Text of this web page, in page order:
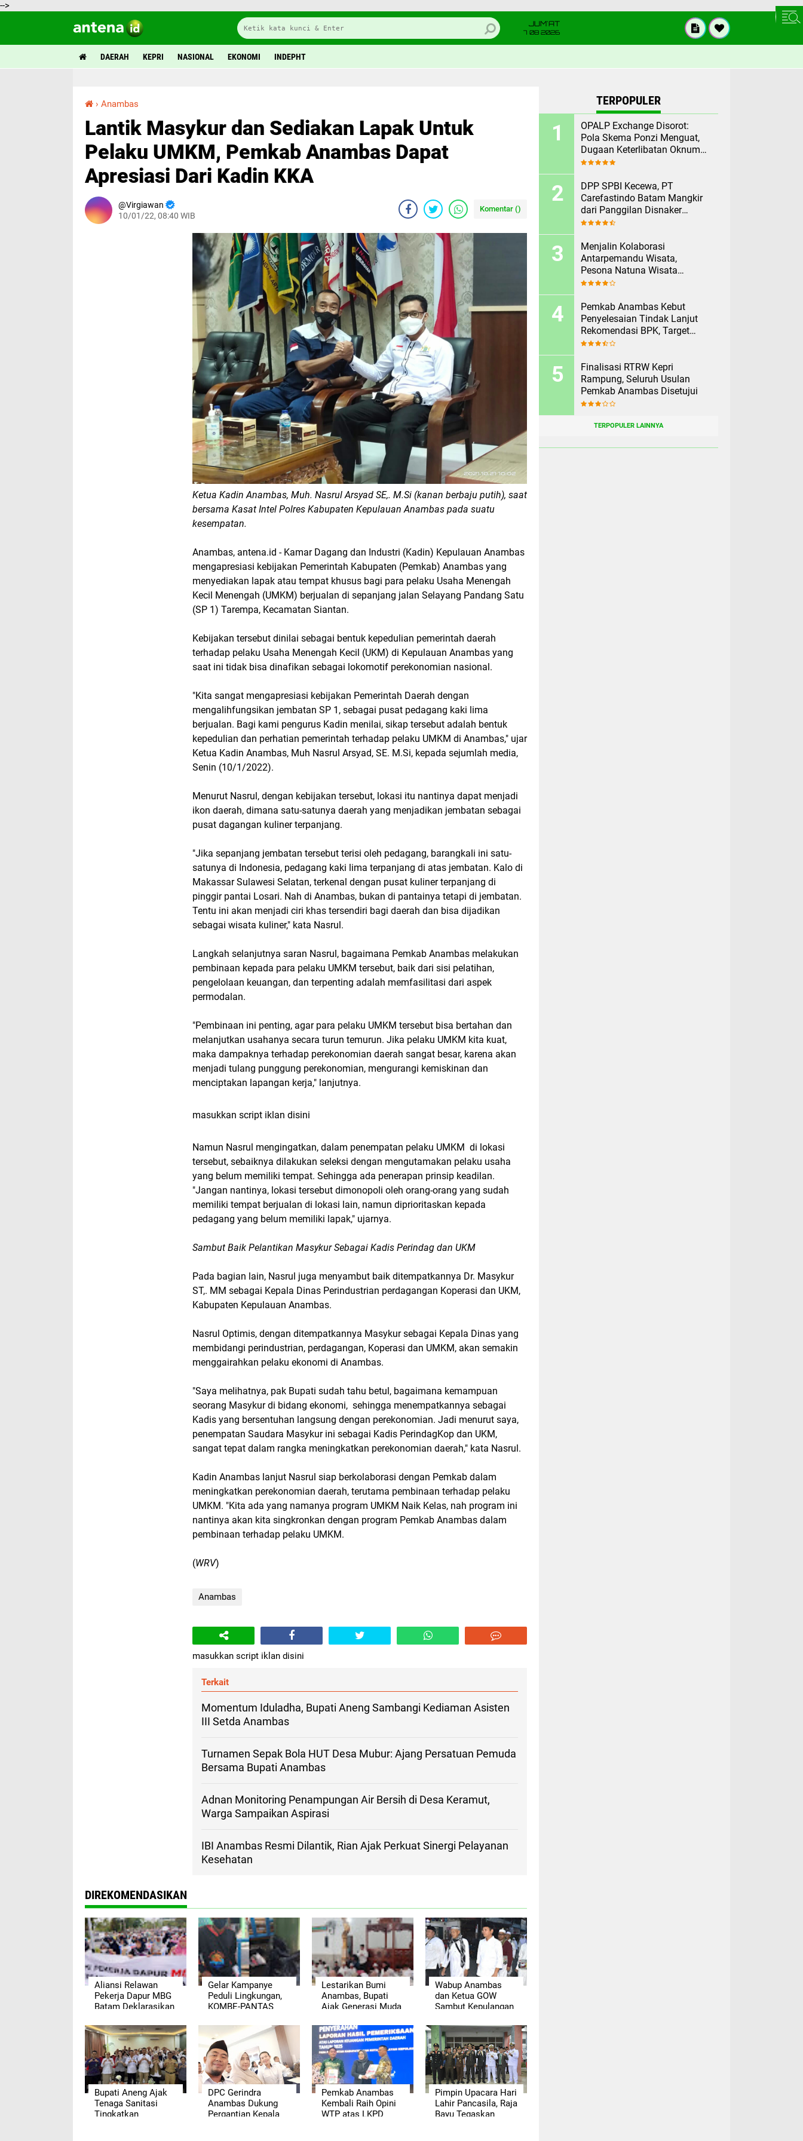
-->
JUM'AT
7 08 2026
DAERAH KEPRI NASIONAL EKONOMI INDEPHT
› Anambas
Lantik Masykur dan Sediakan Lapak Untuk
Pelaku UMKM, Pemkab Anambas Dapat
Apresiasi Dari Kadin KKA
Virgiawan
10/01/22, 08:40 WIB
Komentar ()
Ketua Kadin Anambas, Muh. Nasrul Arsyad SE,. M.Si (kanan berbaju putih), saat
bersama Kasat Intel Polres Kabupaten Kepulauan Anambas pada suatu
kesempatan.
Anambas, antena.id - Kamar Dagang dan Industri (Kadin) Kepulauan Anambas
mengapresiasi kebijakan Pemerintah Kabupaten (Pemkab) Anambas yang
menyediakan lapak atau tempat khusus bagi para pelaku Usaha Menengah
Kecil Menengah (UMKM) berjualan di sepanjang jalan Selayang Pandang Satu
(SP 1) Tarempa, Kecamatan Siantan.
Kebijakan tersebut dinilai sebagai bentuk kepedulian pemerintah daerah
terhadap pelaku Usaha Menengah Kecil (UKM) di Kepulauan Anambas yang
saat ini tidak bisa dinafikan sebagai lokomotif perekonomian nasional.
"Kita sangat mengapresiasi kebijakan Pemerintah Daerah dengan
mengalihfungsikan jembatan SP 1, sebagai pusat pedagang kaki lima
berjualan. Bagi kami pengurus Kadin menilai, sikap tersebut adalah bentuk
kepedulian dan perhatian pemerintah terhadap pelaku UMKM di Anambas," ujar
Ketua Kadin Anambas, Muh Nasrul Arsyad, SE. M.Si, kepada sejumlah media,
Senin (10/1/2022).
Menurut Nasrul, dengan kebijakan tersebut, lokasi itu nantinya dapat menjadi
ikon daerah, dimana satu-satunya daerah yang menjadikan jembatan sebagai
pusat dagangan kuliner terpanjang.
"Jika sepanjang jembatan tersebut terisi oleh pedagang, barangkali ini satu-
satunya di Indonesia, pedagang kaki lima terpanjang di atas jembatan. Kalo di
Makassar Sulawesi Selatan, terkenal dengan pusat kuliner terpanjang di
pinggir pantai Losari. Nah di Anambas, bukan di pantainya tetapi di jembatan.
Tentu ini akan menjadi ciri khas tersendiri bagi daerah dan bisa dijadikan
sebagai wisata kuliner," kata Nasrul.
Langkah selanjutnya saran Nasrul, bagaimana Pemkab Anambas melakukan
pembinaan kepada para pelaku UMKM tersebut, baik dari sisi pelatihan,
pengelolaan keuangan, dan terpenting adalah memfasilitasi dari aspek
permodalan.
"Pembinaan ini penting, agar para pelaku UMKM tersebut bisa bertahan dan
melanjutkan usahanya secara turun temurun. Jika pelaku UMKM kita kuat,
maka dampaknya terhadap perekonomian daerah sangat besar, karena akan
menjadi tulang punggung perekonomian, mengurangi kemiskinan dan
menciptakan lapangan kerja," lanjutnya.
masukkan script iklan disini
Namun Nasrul mengingatkan, dalam penempatan pelaku UMKM di lokasi
tersebut, sebaiknya dilakukan seleksi dengan mengutamakan pelaku usaha
yang belum memiliki tempat. Sehingga ada penerapan prinsip keadilan.
"Jangan nantinya, lokasi tersebut dimonopoli oleh orang-orang yang sudah
memiliki tempat berjualan di lokasi lain, namun diprioritaskan kepada
pedagang yang belum memiliki lapak," ujarnya.
Sambut Baik Pelantikan Masykur Sebagai Kadis Perindag dan UKM
Pada bagian lain, Nasrul juga menyambut baik ditempatkannya Dr. Masykur
ST,. MM sebagai Kepala Dinas Perindustrian perdagangan Koperasi dan UKM,
Kabupaten Kepulauan Anambas.
Nasrul Optimis, dengan ditempatkannya Masykur sebagai Kepala Dinas yang
membidangi perindustrian, perdagangan, Koperasi dan UMKM, akan semakin
menggairahkan pelaku ekonomi di Anambas.
"Saya melihatnya, pak Bupati sudah tahu betul, bagaimana kemampuan
seorang Masykur di bidang ekonomi, sehingga menempatkannya sebagai
Kadis yang bersentuhan langsung dengan perekonomian. Jadi menurut saya,
penempatan Saudara Masykur ini sebagai Kadis PerindagKop dan UKM,
sangat tepat dalam rangka meningkatkan perekonomian daerah," kata Nasrul.
Kadin Anambas lanjut Nasrul siap berkolaborasi dengan Pemkab dalam
meningkatkan perekonomian daerah, terutama pembinaan terhadap pelaku
UMKM. "Kita ada yang namanya program UMKM Naik Kelas, nah program ini
nantinya akan kita singkronkan dengan program Pemkab Anambas dalam
pembinaan terhadap pelaku UMKM.
(WRV)
Anambas
masukkan script iklan disini
Terkait
Momentum Iduladha, Bupati Aneng Sambangi Kediaman Asisten
III Setda Anambas
Turnamen Sepak Bola HUT Desa Mubur: Ajang Persatuan Pemuda
Bersama Bupati Anambas
Adnan Monitoring Penampungan Air Bersih di Desa Keramut,
Warga Sampaikan Aspirasi
IBI Anambas Resmi Dilantik, Rian Ajak Perkuat Sinergi Pelayanan
Kesehatan
DIREKOMENDASIKAN
Aliansi Relawan
Pekerja Dapur MBG
Batam Deklarasikan
Kawal Program
Makan Bergizi Gratis
Gelar Kampanye
Peduli Lingkungan,
KOMBE-PANTAS
Ekosistem Laut
Anambas
Lestarikan Bumi
Anambas, Bupati
Ajak Generasi Muda
Daerah
Wabup Anambas
dan Ketua GOW
Sambut Kepulangan
2026
Bupati Aneng Ajak
Tenaga Sanitasi
Tingkatkan
DPC Gerindra
Anambas Dukung
Pergantian Kepala
Pemkab Anambas
Kembali Raih Opini
WTP atas LKPD
Pimpin Upacara Hari
Lahir Pancasila, Raja
Bayu Tegaskan
TERPOPULER
OPALP Exchange Disorot:
Pola Skema Ponzi Menguat,
Dugaan Keterlibatan Oknum
ASN melanggar Aturan.
DPP SPBI Kecewa, PT
Carefastindo Batam Mangkir
dari Panggilan Disnaker
Terkait PHK Sepihak
Menjalin Kolaborasi
Antarpemandu Wisata,
Pesona Natuna Wisata
Rekomendasikan Pesona
Malaysia
Pemkab Anambas Kebut
Penyelesaian Tindak Lanjut
Rekomendasi BPK, Target
Rampung Sebelum 2 Agustus
Finalisasi RTRW Kepri
Rampung, Seluruh Usulan
Pemkab Anambas Disetujui
TERPOPULER LAINNYA